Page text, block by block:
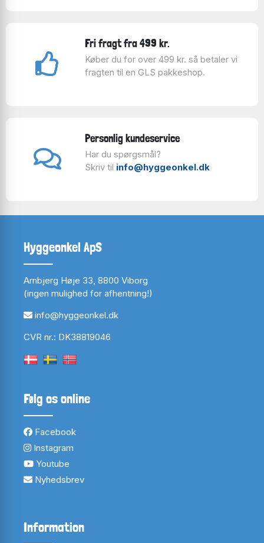
Fri fragt fra 499 kr.
Køber du for over 499 kr. så betaler vi
fragten til en GLS pakkeshop.
Personlig kundeservice
Har du spørgsmål?
Skriv til info@hyggeonkel.dk
Hyggeonkel ApS
Arnbjerg Høje 33, 8800 Viborg
(ingen mulighed for afhentning!)
info@hyggeonkel.dk
CVR nr.: DK38819046
Følg os online
Facebook
Instagram
Youtube
Nyhedsbrev
Information